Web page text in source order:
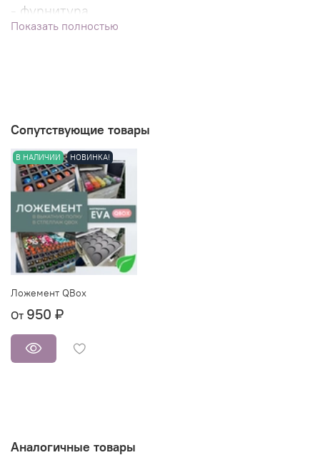
- фурнитура
- ручка
Показать полностью
Сопутствующие товары
В НАЛИЧИИ НОВИНКА!
Ложемент QBox
От 950 ₽
Аналогичные товары